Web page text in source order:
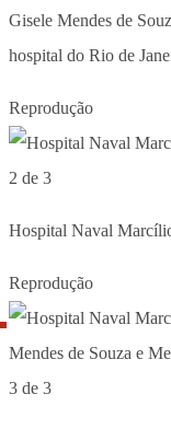
Gisele Mendes de
hospital do Rio de
Reprodução
2 de 3
Hospital Naval
Reprodução
3 de 3